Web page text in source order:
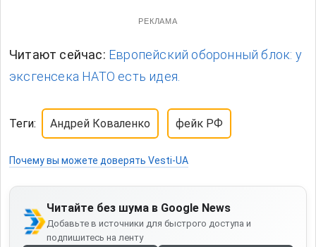
РЕКЛАМА
Читают сейчас: Европейский оборонный блок: у
эксгенсека НАТО есть идея.
Теги: Андрей Коваленко фейк РФ
Почему вы можете доверять Vesti-UA
Читайте без шума в Google News
Добавьте в источники для быстрого доступа и
подпишитесь на ленту